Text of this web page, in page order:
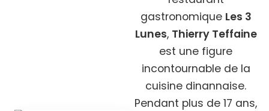
gastronomique Les 3
Lunes, Thierry Teffaine
est une figure
incontournable de la
cuisine dinannaise.
Pendant plus de 17 ans,